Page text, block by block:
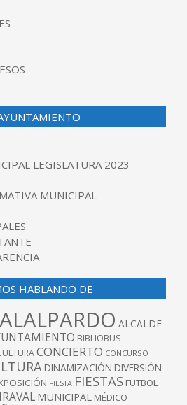
LEGISLATURA 2023-
MUNICIPAL
HABLANDO DE
ALALPARDO ALCALDE
BIBLIOBUS
CONCIERTO CONCURSO
DINAMIZACIÓN DIVERSIÓN
FIESTA FIESTAS FUTBOL
MUNICIPAL MÉDICO